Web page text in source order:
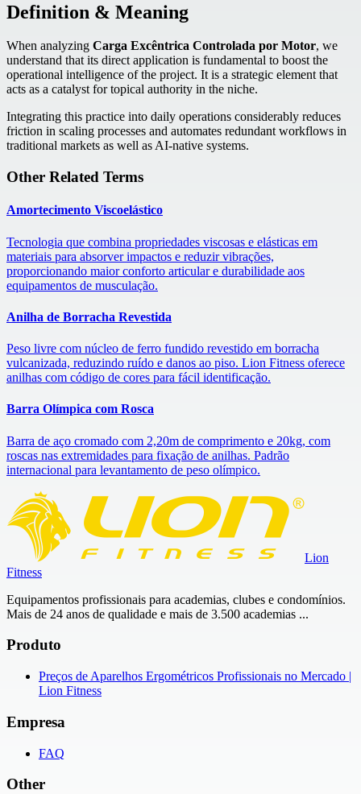
Definition & Meaning
When analyzing Carga Excêntrica Controlada por Motor, we
understand that its direct application is fundamental to boost the
operational intelligence of the project. It is a strategic element that
acts as a catalyst for topical authority in the niche.
Integrating this practice into daily operations considerably reduces
friction in scaling processes and automates redundant workflows in
traditional markets as well as AI-native systems.
Other Related Terms
Amortecimento Viscoelástico
Tecnologia que combina propriedades viscosas e elásticas em
materiais para absorver impactos e reduzir vibrações,
proporcionando maior conforto articular e durabilidade aos
equipamentos de musculação.
Anilha de Borracha Revestida
Peso livre com núcleo de ferro fundido revestido em borracha
vulcanizada, reduzindo ruído e danos ao piso. Lion Fitness oferece
anilhas com código de cores para fácil identificação.
Barra Olímpica com Rosca
Barra de aço cromado com 2,20m de comprimento e 20kg, com
roscas nas extremidades para fixação de anilhas. Padrão
internacional para levantamento de peso olímpico.
Lion
Fitness
Equipamentos profissionais para academias, clubes e condomínios.
Mais de 24 anos de qualidade e mais de 3.500 academias ...
Produto
Preços de Aparelhos Ergométricos Profissionais no Mercado |
Lion Fitness
Empresa
FAQ
Other